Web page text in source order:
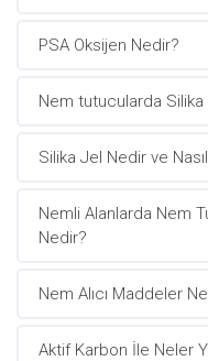
PSA Oksijen Nedir?
Nem tutucularda Silika
Silika Jel Nedir ve Nasıl
Nemli Alanlarda Nem
Nedir?
Nem Alıcı Maddeler
Aktif Karbon İle Neler